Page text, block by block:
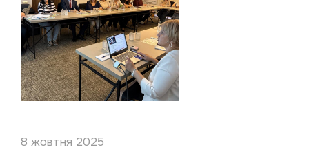
8 жовтня 2025